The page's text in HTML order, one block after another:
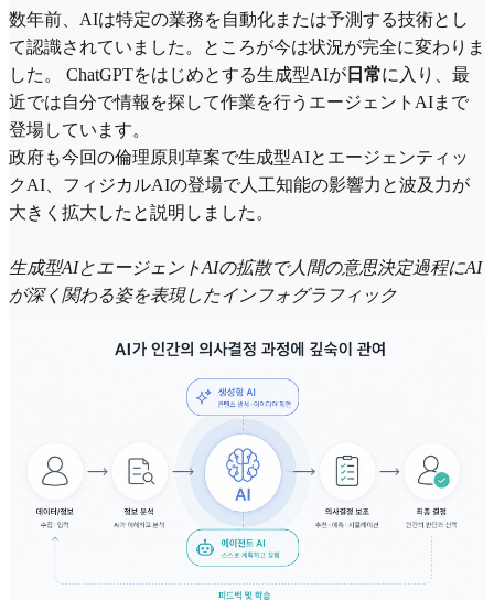
数年前、AIは特定の業務を自動化または予測する技術とし
て認識されていました。ところが今は状況が完全に変わりま
した。 ChatGPTをはじめとする生成型AIが 日常に入り、最
近では自分で情報を探して作業を行うエージェントAIまで
登場しています。
政府も今回の倫理原則草案で生成型AIとエージェンティッ
クAI、フィジカルAIの登場で人工知能の影響力と波及力が
大きく拡大したと説明しました。
生成型AIとエージェントAIの拡散で人間の意思決定過程にAI
が深く関わる姿を表現したインフォグラフィック